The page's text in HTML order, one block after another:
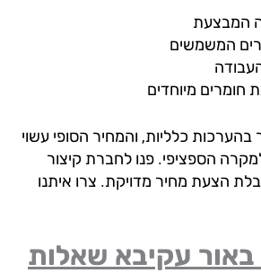
המשמשים
מיוחדים
כלליות, והמחיר הסופי עשוי
פנו לחברת קיצור
מחיר מדויקת. צרו איתנו
עקיבא שאלות